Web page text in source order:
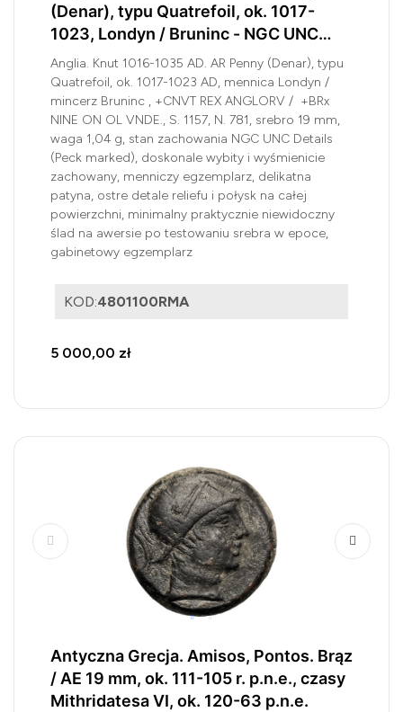
(Denar), typu Quatrefoil, ok. 1017-
1023, Londyn / Bruninc - NGC UNC
Details
Anglia. Knut 1016-1035 AD. AR Penny (Denar), typu
Quatrefoil, ok. 1017-1023 AD, mennica Londyn /
mincerz Bruninc , +CNVT REX ANGLORV / +BRx
NINE ON OL VNDE., S. 1157, N. 781, srebro 19 mm,
waga 1,04 g, stan zachowania NGC UNC Details
(Peck marked), doskonale wybity i wyśmienicie
zachowany, menniczy egzemplarz, delikatna
patyna, ostre detale reliefu i połysk na całej
powierzchni, minimalny praktycznie niewidoczny
ślad na awersie po testowaniu srebra w epoce,
gabinetowy egzemplarz
KOD:4801100RMA
5 000,00 zł
Antyczna Grecja. Amisos, Pontos. Brąz
/ AE 19 mm, ok. 111-105 r. p.n.e., czasy
Mithridatesa VI, ok. 120-63 p.n.e.